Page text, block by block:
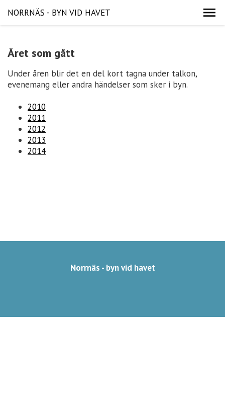
NORRNÄS - BYN VID HAVET
Året som gått
Under åren blir det en del kort tagna under talkon,
evenemang eller andra händelser som sker i byn.
2010
2011
2012
2013
2014
Norrnäs - byn vid havet